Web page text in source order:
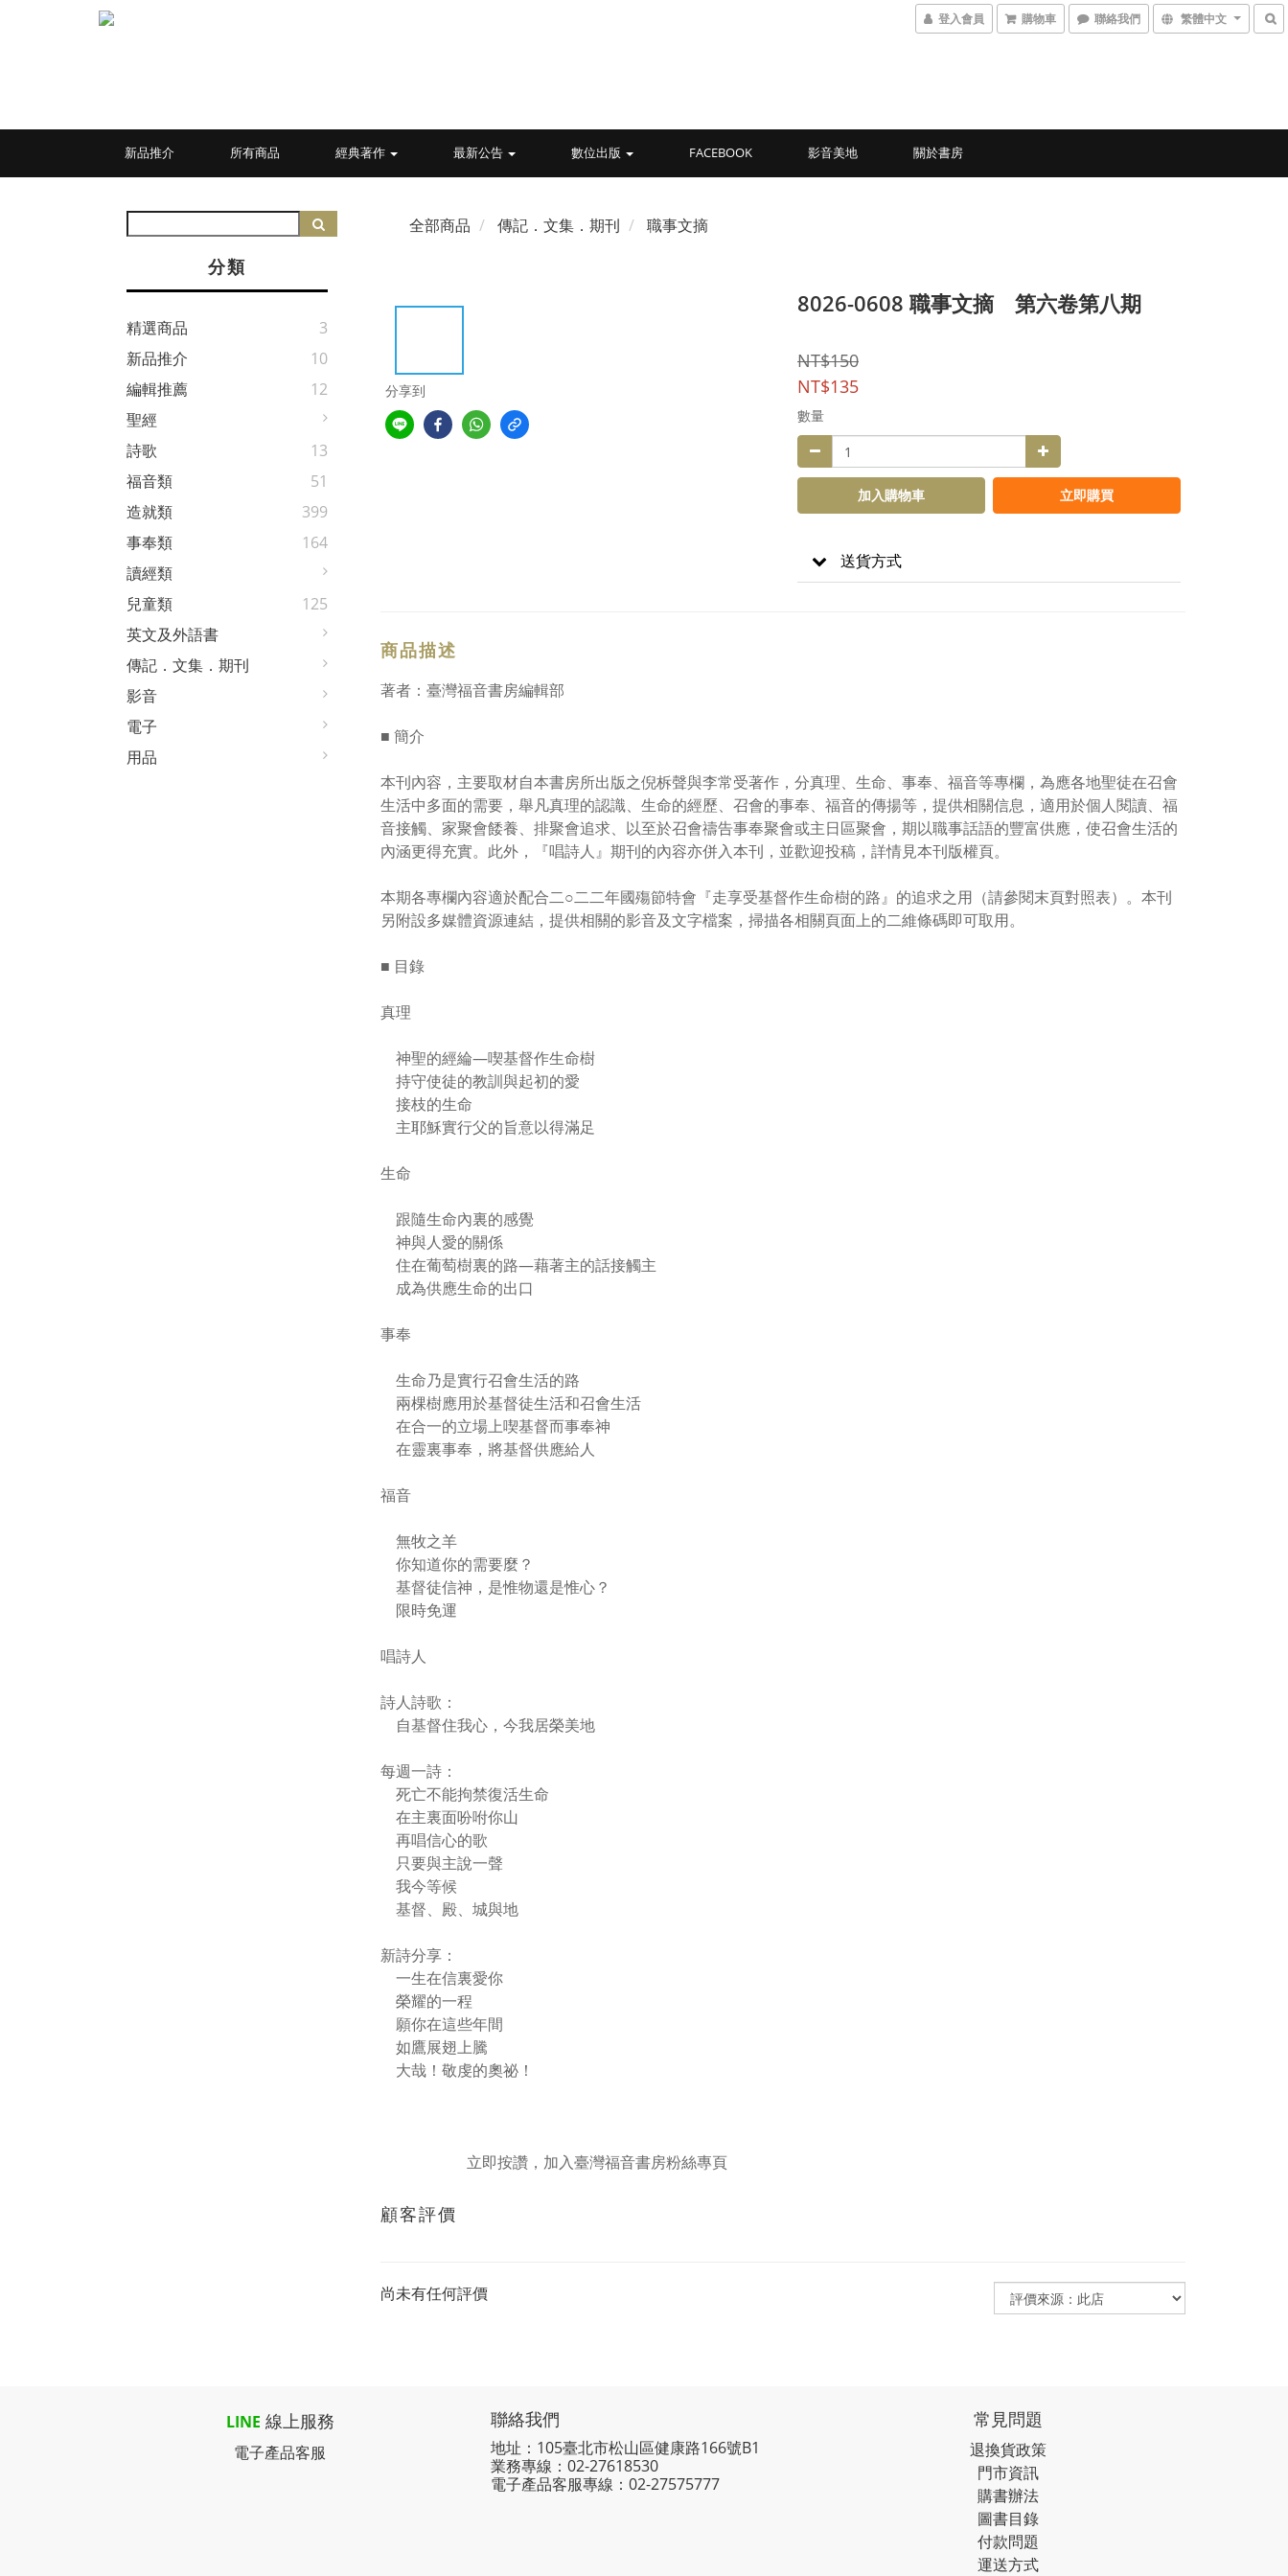
登入會員 購物車 聯絡我們 繁體中文
新品推介 所有商品 經典著作 最新公告 數位出版 FACEBOOK 影音美地 關於書房
分類
精選商品
3
新品推介
10
編輯推薦
12
聖經
詩歌
13
福音類
51
造就類
399
事奉類
164
讀經類
兒童類
125
英文及外語書
傳記．文集．期刊
影音
電子
用品
全部商品 傳記．文集．期刊 職事文摘
分享到
8026-0608 職事文摘 第六卷第八期
NT$150
NT$135
數量
加入購物車 立即購買
送貨方式
商品描述
著者：臺灣福音書房編輯部
■ 簡介
本刊內容，主要取材自本書房所出版之倪柝聲與李常受著作，分真理、生命、事奉、福音等專欄，為應各地聖徒在召會
生活中多面的需要，舉凡真理的認識、生命的經歷、召會的事奉、福音的傳揚等，提供相關信息，適用於個人閱讀、福
音接觸、家聚會餧養、排聚會追求、以至於召會禱告事奉聚會或主日區聚會，期以職事話語的豐富供應，使召會生活的
內涵更得充實。此外，『唱詩人』期刊的內容亦併入本刊，並歡迎投稿，詳情見本刊版權頁。
本期各專欄內容適於配合二○二二年國殤節特會『走享受基督作生命樹的路』的追求之用（請參閱末頁對照表）。本刊
另附設多媒體資源連結，提供相關的影音及文字檔案，掃描各相關頁面上的二維條碼即可取用。
■ 目錄
真理
神聖的經綸—喫基督作生命樹
持守使徒的教訓與起初的愛
接枝的生命
主耶穌實行父的旨意以得滿足
生命
跟隨生命內裏的感覺
神與人愛的關係
住在葡萄樹裏的路—藉著主的話接觸主
成為供應生命的出口
事奉
生命乃是實行召會生活的路
兩棵樹應用於基督徒生活和召會生活
在合一的立場上喫基督而事奉神
在靈裏事奉，將基督供應給人
福音
無牧之羊
你知道你的需要麼？
基督徒信神，是惟物還是惟心？
限時免運
唱詩人
詩人詩歌：
自基督住我心，今我居榮美地
每週一詩：
死亡不能拘禁復活生命
在主裏面吩咐你山
再唱信心的歌
只要與主說一聲
我今等候
基督、殿、城與地
新詩分享：
一生在信裏愛你
榮耀的一程
願你在這些年間
如鷹展翅上騰
大哉！敬虔的奧祕！
立即按讚，加入臺灣福音書房粉絲專頁
顧客評價
尚未有任何評價
LINE 線上服務
電子產品客服
聯絡我們
地址：105臺北市松山區健康路166號B1
業務專線： 02-27618530
電子產品客服專線：02-27575777
常見問題
退換貨政策
門市資訊
購書辦法
圖書目錄
付款問題
運送方式